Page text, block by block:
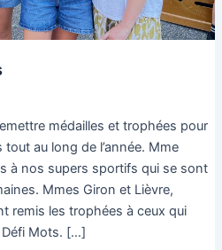
médailles et trophées pour
au long de l’année. Mme
à nos supers sportifs qui se sont
Mmes Giron et Lièvre,
remis les trophées à ceux qui
Défi Mots. […]